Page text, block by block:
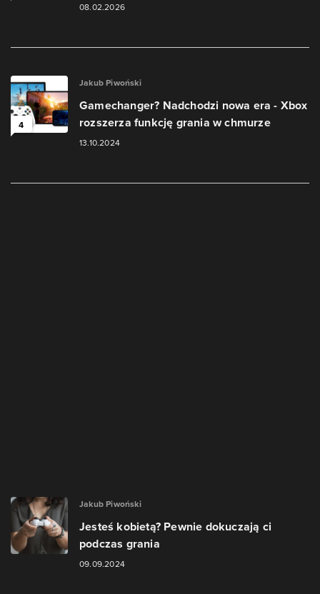
08.02.2026
4
Jakub Piwoński
Gamechanger? Nadchodzi nowa era - Xbox
rozszerza funkcję grania w chmurze
13.10.2024
Jakub Piwoński
Jesteś kobietą? Pewnie dokuczają ci
podczas grania
09.09.2024